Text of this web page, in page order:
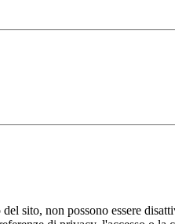
sito, non possono essere